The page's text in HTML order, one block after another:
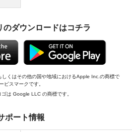
のダウンロードはコチラ
くはその他の国や地域におけるApple Inc.の商標で
スマークです。
は Google LLC の商標です。
ポート情報